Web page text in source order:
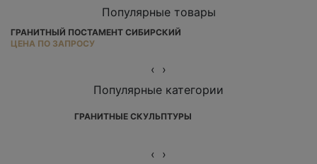
Популярные товары
ГРАНИТНЫЙ ПОСТАМЕНТ СИБИРСКИЙ
ЦЕНА ПО ЗАПРОСУ
‹ ›
Популярные категории
ГРАНИТНЫЕ СКУЛЬПТУРЫ
‹ ›